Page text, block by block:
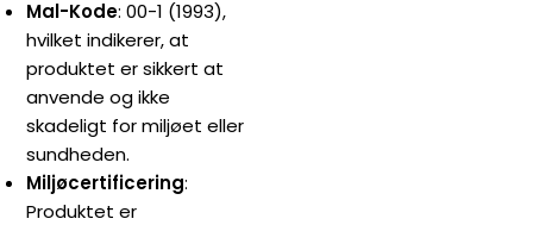
Mal-Kode: 00-1 (1993),
hvilket indikerer, at
produktet er sikkert at
anvende og ikke
skadeligt for miljøet eller
sundheden.
Miljøcertificering:
Produktet er